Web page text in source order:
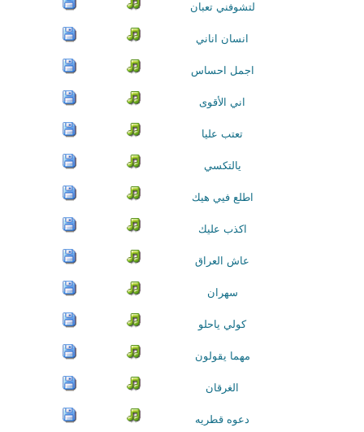
لتشوفني تعبان
انسان اناني
اجمل احساس
اني الأقوى
تعتب عليا
يالتكسي
اطلع فيي هيك
اكذب عليك
عاش العراق
سهران
كولي ياحلو
مهما يقولون
الغرقان
دعوه قطريه